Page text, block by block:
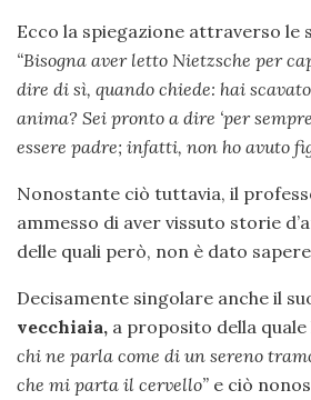
Ecco la spiegazione attraverso le
“Bisogna aver letto Nietzsche per
dire di sì, quando chiede: hai
anima? Sei pronto a dire ‘per
essere padre; infatti, non ho avuto
Nonostante ciò tuttavia, il
ammesso di aver vissuto storie
delle quali però, non è dato
Decisamente singolare anche il
vecchiaia, a proposito della quale
chi ne parla come di un sereno
che mi parta il cervello” e ciò